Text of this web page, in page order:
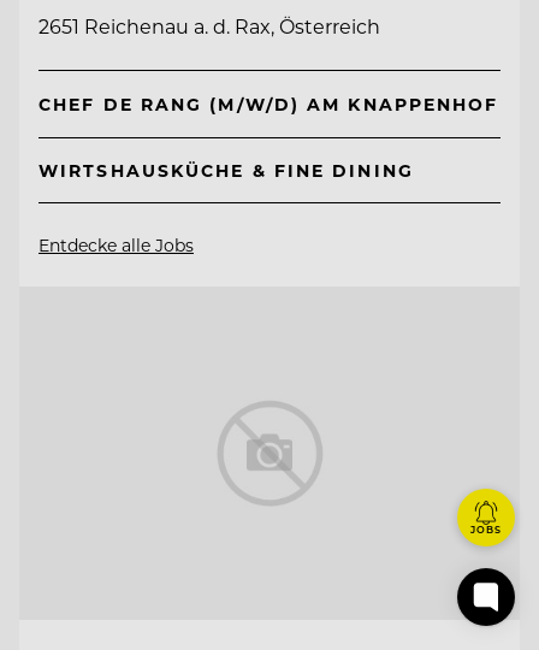
2651 Reichenau a. d. Rax, Österreich
CHEF DE RANG (M/W/D) AM KNAPPENHOF
WIRTSHAUSKÜCHE & FINE DINING
Entdecke alle Jobs
JOBS